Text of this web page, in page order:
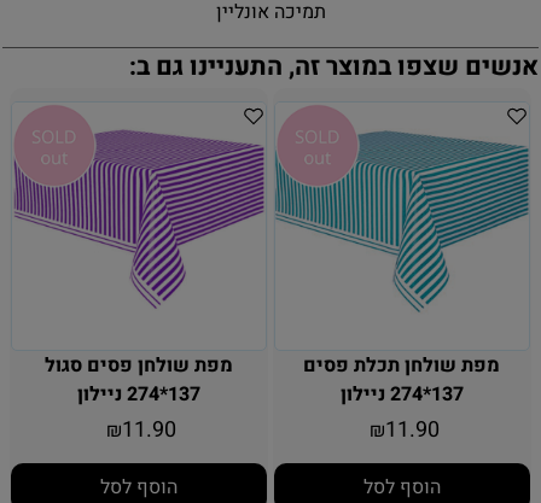
תמיכה אונליין
אנשים שצפו במוצר זה, התעניינו גם ב:
מפת שולחן תכלת פסים
137*274 ניילון
₪11.90
הוסף לסל
מפת שולחן פסים סגול
137*274 ניילון
₪11.90
הוסף לסל